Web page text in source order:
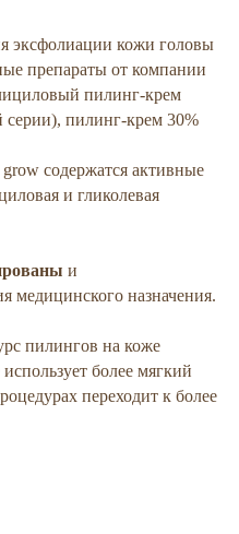
эксфолиации кожи головы
препараты от компании
пилинг-крем
пилинг-крем 30%
содержатся активные
и гликолевая
и
медицинского назначения.
пилингов на коже
более мягкий
переходит к более